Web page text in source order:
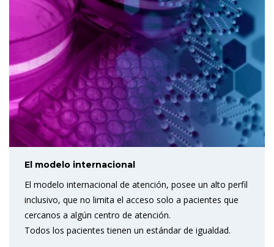
El modelo internacional
El modelo internacional de atención, posee un alto perfil
inclusivo, que no limita el acceso solo a pacientes que
cercanos a algún centro de atención.
Todos los pacientes tienen un estándar de igualdad.